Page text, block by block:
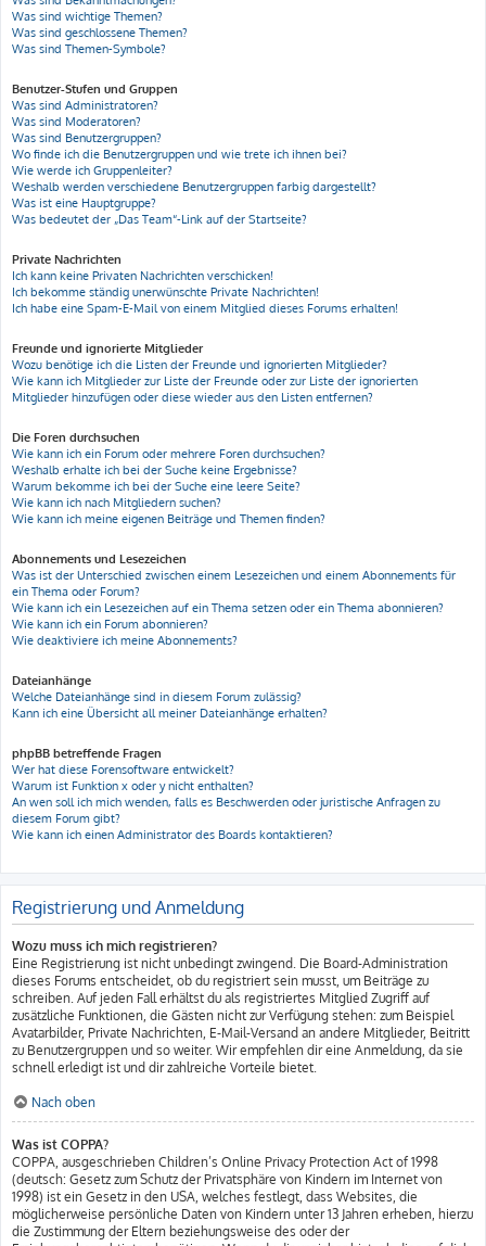
Was sind wichtige Themen?
Was sind geschlossene Themen?
Was sind Themen-Symbole?
Benutzer-Stufen und Gruppen
Was sind Administratoren?
Was sind Moderatoren?
Was sind Benutzergruppen?
Wo finde ich die Benutzergruppen und wie trete ich ihnen bei?
Wie werde ich Gruppenleiter?
Weshalb werden verschiedene Benutzergruppen farbig dargestellt?
Was ist eine Hauptgruppe?
Was bedeutet der „Das Team“-Link auf der Startseite?
Private Nachrichten
Ich kann keine Privaten Nachrichten verschicken!
Ich bekomme ständig unerwünschte Private Nachrichten!
Ich habe eine Spam-E-Mail von einem Mitglied dieses Forums erhalten!
Freunde und ignorierte Mitglieder
Wozu benötige ich die Listen der Freunde und ignorierten Mitglieder?
Wie kann ich Mitglieder zur Liste der Freunde oder zur Liste der ignorierten
Mitglieder hinzufügen oder diese wieder aus den Listen entfernen?
Die Foren durchsuchen
Wie kann ich ein Forum oder mehrere Foren durchsuchen?
Weshalb erhalte ich bei der Suche keine Ergebnisse?
Warum bekomme ich bei der Suche eine leere Seite?
Wie kann ich nach Mitgliedern suchen?
Wie kann ich meine eigenen Beiträge und Themen finden?
Abonnements und Lesezeichen
Was ist der Unterschied zwischen einem Lesezeichen und einem Abonnements für
ein Thema oder Forum?
Wie kann ich ein Lesezeichen auf ein Thema setzen oder ein Thema abonnieren?
Wie kann ich ein Forum abonnieren?
Wie deaktiviere ich meine Abonnements?
Dateianhänge
Welche Dateianhänge sind in diesem Forum zulässig?
Kann ich eine Übersicht all meiner Dateianhänge erhalten?
phpBB betreffende Fragen
Wer hat diese Forensoftware entwickelt?
Warum ist Funktion x oder y nicht enthalten?
An wen soll ich mich wenden, falls es Beschwerden oder juristische Anfragen zu
diesem Forum gibt?
Wie kann ich einen Administrator des Boards kontaktieren?
Registrierung und Anmeldung
Wozu muss ich mich registrieren?
Eine Registrierung ist nicht unbedingt zwingend. Die Board-Administration
dieses Forums entscheidet, ob du registriert sein musst, um Beiträge zu
schreiben. Auf jeden Fall erhältst du als registriertes Mitglied Zugriff auf
zusätzliche Funktionen, die Gästen nicht zur Verfügung stehen: zum Beispiel
Avatarbilder, Private Nachrichten, E-Mail-Versand an andere Mitglieder, Beitritt
zu Benutzergruppen und so weiter. Wir empfehlen dir eine Anmeldung, da sie
schnell erledigt ist und dir zahlreiche Vorteile bietet.
Nach oben
Was ist COPPA?
COPPA, ausgeschrieben Children’s Online Privacy Protection Act of 1998
(deutsch: Gesetz zum Schutz der Privatsphäre von Kindern im Internet von
1998) ist ein Gesetz in den USA, welches festlegt, dass Websites, die
möglicherweise persönliche Daten von Kindern unter 13 Jahren erheben, hierzu
die Zustimmung der Eltern beziehungsweise des oder der